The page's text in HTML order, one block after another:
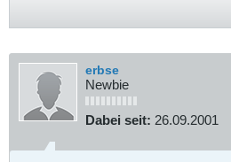
erbse
Newbie
Dabei seit: 26.09.2001